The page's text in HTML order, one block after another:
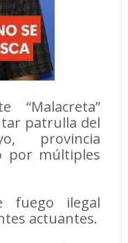
“Malacreta”
patrulla del
provincia
por múltiples
fuego ilegal
actuantes.